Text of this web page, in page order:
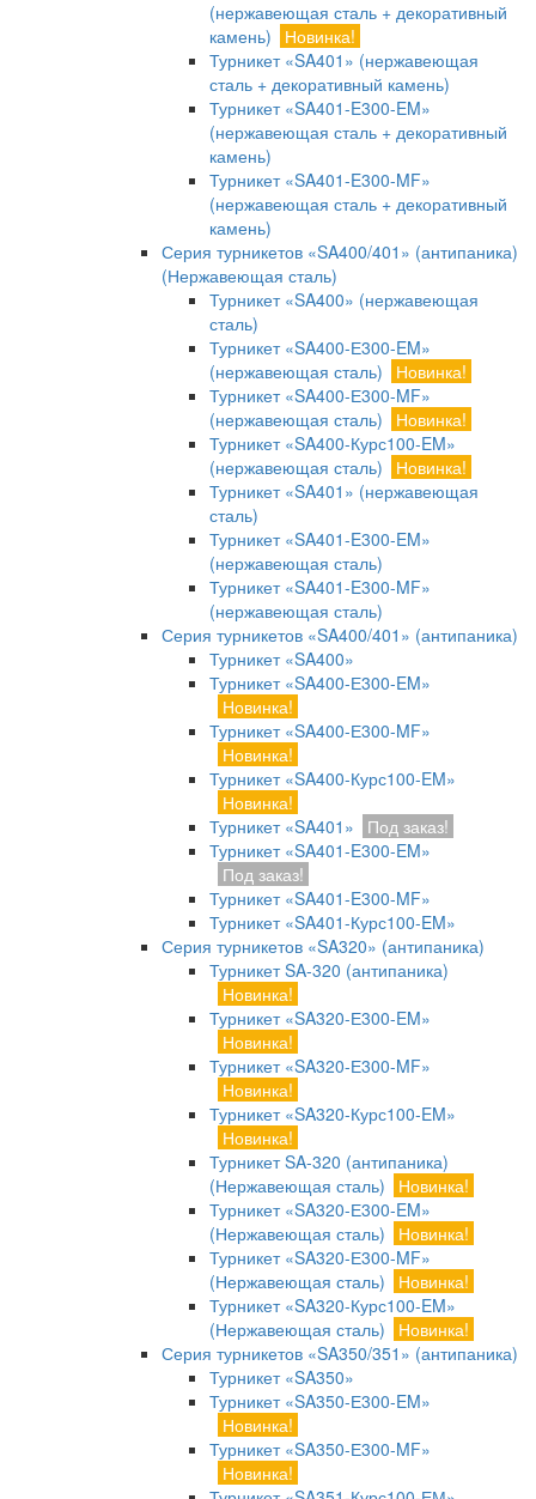
(нержавеющая сталь + декоративный
камень)
Новинка!
Турникет «SA401» (нержавеющая
сталь + декоративный камень)
Турникет «SA401-E300-EM»
(нержавеющая сталь + декоративный
камень)
Турникет «SA401-E300-MF»
(нержавеющая сталь + декоративный
камень)
Серия турникетов «SA400/401» (антипаника)
(Нержавеющая сталь)
Турникет «SA400» (нержавеющая
сталь)
Турникет «SA400-Е300-EM»
(нержавеющая сталь)
Новинка!
Турникет «SA400-Е300-MF»
(нержавеющая сталь)
Новинка!
Турникет «SA400-Курс100-EM»
(нержавеющая сталь)
Новинка!
Турникет «SA401» (нержавеющая
сталь)
Турникет «SA401-E300-EM»
(нержавеющая сталь)
Турникет «SA401-E300-MF»
(нержавеющая сталь)
Серия турникетов «SA400/401» (антипаника)
Турникет «SA400»
Турникет «SA400-Е300-EM»
Новинка!
Турникет «SA400-Е300-MF»
Новинка!
Турникет «SA400-Курс100-EM»
Новинка!
Турникет «SA401»
Под заказ!
Турникет «SA401-E300-EM»
Под заказ!
Турникет «SA401-E300-MF»
Турникет «SA401-Курс100-EM»
Серия турникетов «SA320» (антипаника)
Турникет SA-320 (антипаника)
Новинка!
Турникет «SA320-Е300-EM»
Новинка!
Турникет «SA320-Е300-MF»
Новинка!
Турникет «SA320-Курс100-EM»
Новинка!
Турникет SA-320 (антипаника)
(Нержавеющая сталь)
Новинка!
Турникет «SA320-Е300-EM»
(Нержавеющая сталь)
Новинка!
Турникет «SA320-Е300-MF»
(Нержавеющая сталь)
Новинка!
Турникет «SA320-Курс100-EM»
(Нержавеющая сталь)
Новинка!
Серия турникетов «SA350/351» (антипаника)
Турникет «SA350»
Турникет «SA350-Е300-EM»
Новинка!
Турникет «SA350-Е300-MF»
Новинка!